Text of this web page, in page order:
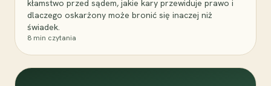
kłamstwo przed sądem, jakie kary przewiduje prawo i
dlaczego oskarżony może bronić się inaczej niż
świadek.
8 min czytania